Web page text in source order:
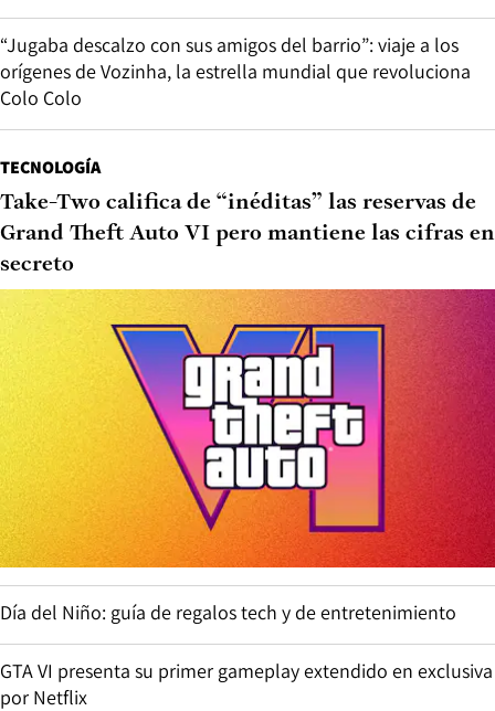
“Jugaba descalzo con sus amigos del barrio”: viaje a los
orígenes de Vozinha, la estrella mundial que revoluciona
Colo Colo
TECNOLOGÍA
Take-Two califica de “inéditas” las reservas de
Grand Theft Auto VI pero mantiene las cifras en
secreto
Día del Niño: guía de regalos tech y de entretenimiento
GTA VI presenta su primer gameplay extendido en exclusiva
por Netflix